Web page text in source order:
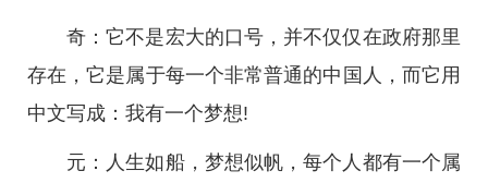
奇：它不是宏大的口号，并不仅仅在政府那里
存在，它是属于每一个非常普通的中国人，而它用
中文写成：我有一个梦想!
元：人生如船，梦想似帆，每个人都有一个属